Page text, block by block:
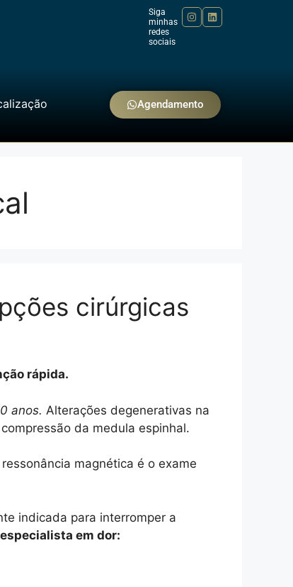
Siga
minhas
redes
sociais
Agendamento
cirúrgicas
rápida.
anos. Alterações degenerativas na
da medula espinhal.
magnética é o exame
indicada para interromper a
em dor: